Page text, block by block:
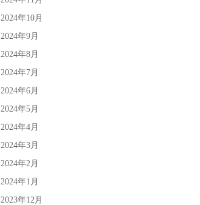
2024年10月
2024年9月
2024年8月
2024年7月
2024年6月
2024年5月
2024年4月
2024年3月
2024年2月
2024年1月
2023年12月